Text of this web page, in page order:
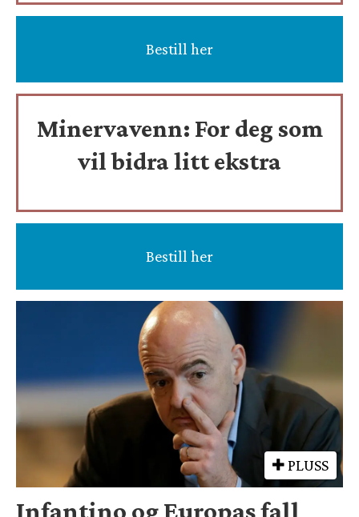
Bestill her
Minervavenn: For deg som
vil bidra litt ekstra
Bestill her
PLUSS
Infantino og Europas fall